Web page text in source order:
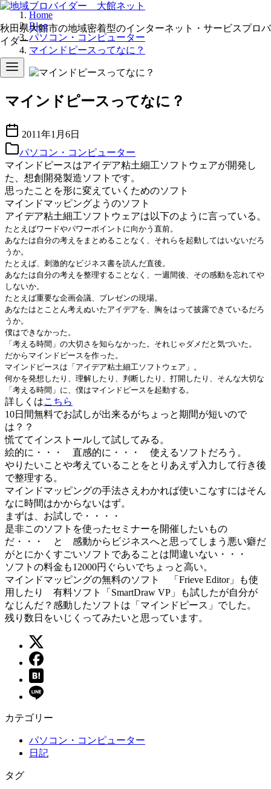
ン
テ
ツ
へ
動
秋田県大館市の地域密着型のインターネット・サービスプロバ
イダー
Home
Blog
パソコン・コンピューター
マインドピースってなに？
マインドピースってなに？
2011年1月6日
パソコン・コンピューター
マインドピースはアイデア粘土細工ソフトウェアが開発し
た、想創開発製造ソフトです。
思ったことを形に変えていくためのソフト
マインドマッピングようのソフト
アイデア粘土細工ソフトウェアは以下のように言っている。
たとえばワードやパワーポイントに向かう直前。
あなたは自分の考えをまとめることなく、それらを起動してはいないだろ
うか。
たとえば、刺激的なビジネス書を読んだ直後。
あなたは自分の考えを整理することなく、一週間後、その感動を忘れてや
しないか。
たとえば重要な企画会議、プレゼンの現場。
あなたはとことん考えぬいたアイデアを、胸をはって披露できているだろ
うか。
僕はできなかった。
「考える時間」の大切さを知らなかった。それじゃダメだと気づいた。
だからマインドピースを作った。
マインドピースは「アイデア粘土細工ソフトウェア」。
何かを発想したり、理解したり、判断したり、打開したり、そんな大切な
「考える時間」に、僕はマインドピースを起動する。
詳しくはこちら
10日間無料でお試しが出来るがちょっと期間が短いので
は？？
慌ててインストールして試してみる。
絵的に・・・ 直感的に・・・ 使えるソフトだろう。
やりたいことや考えていることをとりあえず入力して行き後
で整理する。
マインドマッピングの手法さえわかれば使いこなすにはそん
なに時間はかからないはず。
まずは、お試しで・・・・
是非このソフトを使ったセミナーを開催したいもの
だ・・・ と 感動からビジネスへと思ってしまう悪い癖だ
がとにかくすごいソフトであることは間違いない・・・
ソフトの料金も12000円ぐらいでちょっと高い。
マインドマッピングの無料のソフト 「Frieve Editor」も使
用したり 有料ソフト「SmartDraw VP」も試したが自分が
なじんだ？感動したソフトは「マインドピース」でした。
残り数日をいじくってみたいと思っています。
カテゴリー
パソコン・コンピューター
日記
タグ